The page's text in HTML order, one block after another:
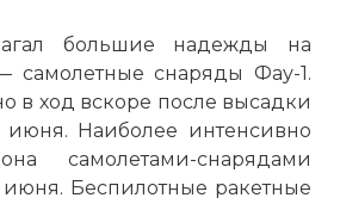
большие надежды на
самолетные снаряды Фау-1.
в ход вскоре после высадки
Наиболее интенсивно
самолетами-снарядами
июня. Беспилотные ракетные